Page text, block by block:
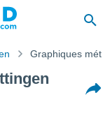
Graphiques